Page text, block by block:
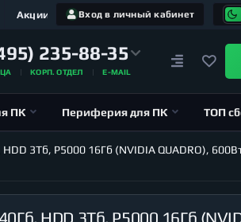
Вход в личный кабинет
Акции
235-88-35
КОРП. ОТДЕЛ E-MAIL
ПК Периферия для ПК ТОП
3Тб, P5000 16Гб (NVIDIA QUADRO),